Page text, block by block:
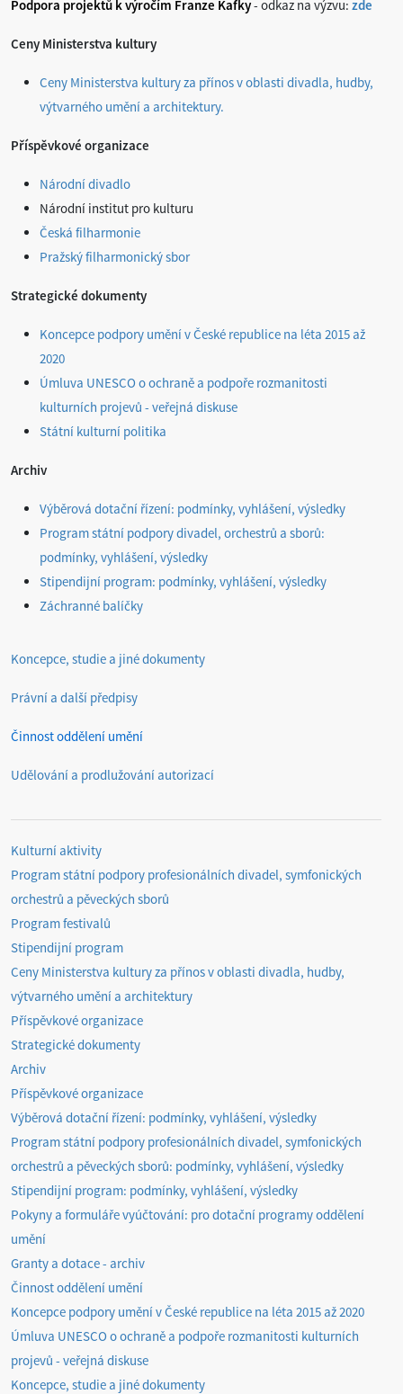
Podpora projektů k výročím Franze Kafky- odkaz na výzvu: zde
Ceny Ministerstva kultury
Ceny Ministerstva kultury za přínos v oblasti divadla, hudby,
výtvarného umění a architektury.
Příspěvkové organizace
Národní divadlo
Národní institut pro kulturu
Česká filharmonie
Pražský filharmonický sbor
Strategické dokumenty
Koncepce podpory umění v České republice na léta 2015 až
2020
Úmluva UNESCO o ochraně a podpoře rozmanitosti
kulturních projevů - veřejná diskuse
Státní kulturní politika
Archiv
Výběrová dotační řízení: podmínky, vyhlášení, výsledky
Program státní podpory divadel, orchestrů a sborů:
podmínky, vyhlášení, výsledky
Stipendijní program: podmínky, vyhlášení, výsledky
Záchranné balíčky
Koncepce, studie a jiné dokumenty
Právní a další předpisy
Činnost oddělení umění
Udělování a prodlužování autorizací
Kulturní aktivity
Program státní podpory profesionálních divadel, symfonických
orchestrů a pěveckých sborů
Program festivalů
Stipendijní program
Ceny Ministerstva kultury za přínos v oblasti divadla, hudby,
výtvarného umění a architektury
Příspěvkové organizace
Strategické dokumenty
Archiv
Příspěvkové organizace
Výběrová dotační řízení: podmínky, vyhlášení, výsledky
Program státní podpory profesionálních divadel, symfonických
orchestrů a pěveckých sborů: podmínky, vyhlášení, výsledky
Stipendijní program: podmínky, vyhlášení, výsledky
Pokyny a formuláře vyúčtování: pro dotační programy oddělení
umění
Granty a dotace - archiv
Činnost oddělení umění
Koncepce podpory umění v České republice na léta 2015 až 2020
Úmluva UNESCO o ochraně a podpoře rozmanitosti kulturních
projevů - veřejná diskuse
Koncepce, studie a jiné dokumenty